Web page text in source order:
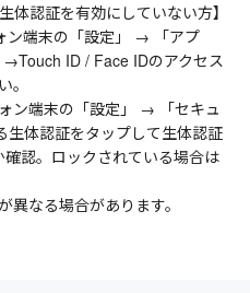
体認証を有効にしていない方】
ン端末の「設定」 → 「アプ
ID / Face IDのアクセス
。
ン端末の「設定」 → 「セキュ
体認証をタップして生体認証
認。ロックされている場合は
異なる場合があります。